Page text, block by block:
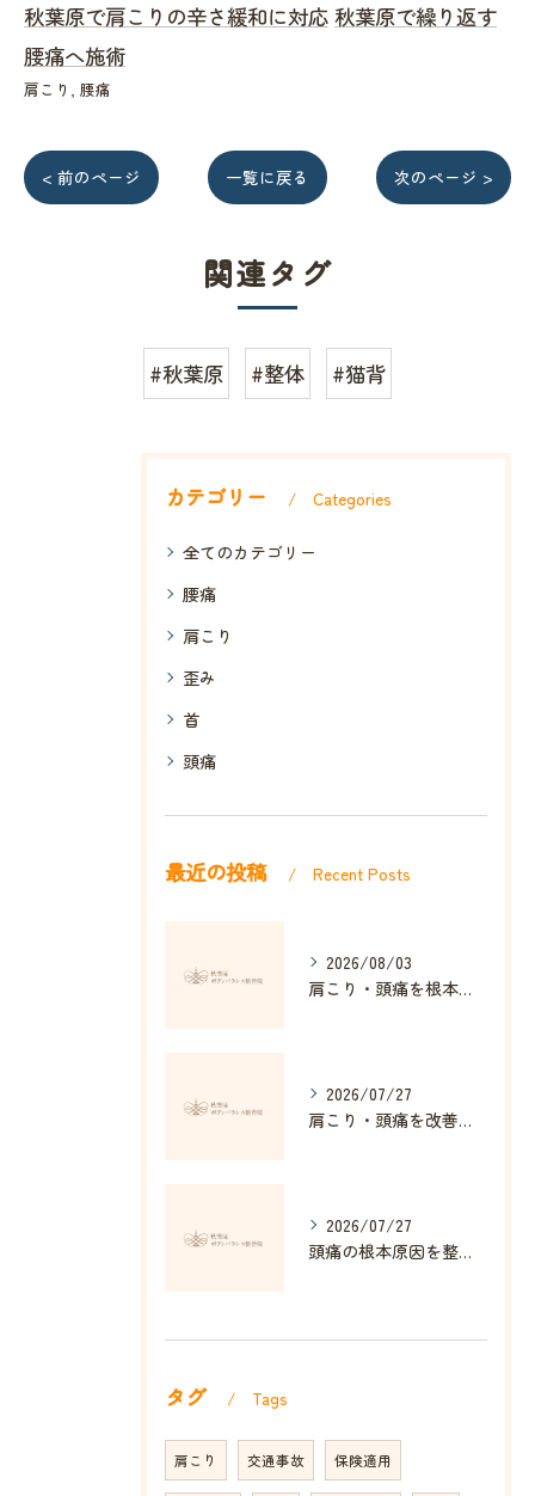
秋葉原で肩こりの辛さ緩和に対応 秋葉原で繰り返す
腰痛へ施術
肩こり 腰痛
< 前のページ 一覧に戻る 次のページ >
関連タグ
#秋葉原 #整体 #猫背
カテゴリー Categories
全てのカテゴリー
腰痛
肩こり
歪み
首
頭痛
最近の投稿 Recent Posts
2026/08/03
肩こり・頭痛を根本改善する整体の秘訣
2026/07/27
肩こり・頭痛を改善する姿勢矯正の効果とは
2026/07/27
頭痛の根本原因を整体で解消する方法
タグ Tags
肩こり 交通事故 保険適用